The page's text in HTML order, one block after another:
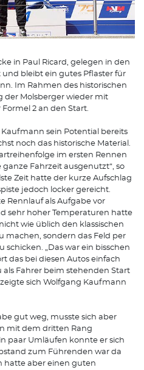
in Paul Ricard, gelegen in den
und bleibt ein gutes Pflaster für
Im Rahmen des historischen
der Molsberger wieder mit
2 an den Start.
sein Potential bereits
noch das historische Material.
im ersten Rennen
Fahrzeit ausgenutzt“, so
Zeit hatte der kurze Aufschlag
jedoch locker gereicht.
Rennlauf als Aufgabe vor
sehr hoher Temperaturen hatte
wie üblich den klassischen
machen, sondern das Feld per
schicken. „Das war ein bisschen
das bei diesen Autos einfach
Fahrer beim stehenden Start
sich Wolfgang Kaufmann
gut weg, musste sich aber
mit dem dritten Rang
paar Umläufen konnte er sich
zum Führenden war da
hatte aber einen guten